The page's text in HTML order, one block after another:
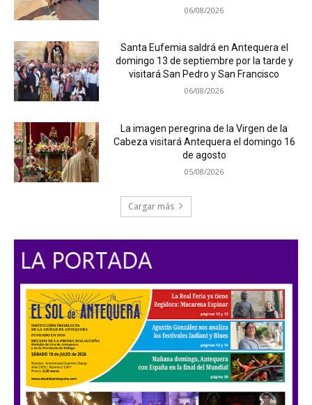
06/08/2026
Santa Eufemia saldrá en Antequera el
domingo 13 de septiembre por la tarde y
visitará San Pedro y San Francisco
06/08/2026
La imagen peregrina de la Virgen de la
Cabeza visitará Antequera el domingo 16
de agosto
05/08/2026
Cargar más